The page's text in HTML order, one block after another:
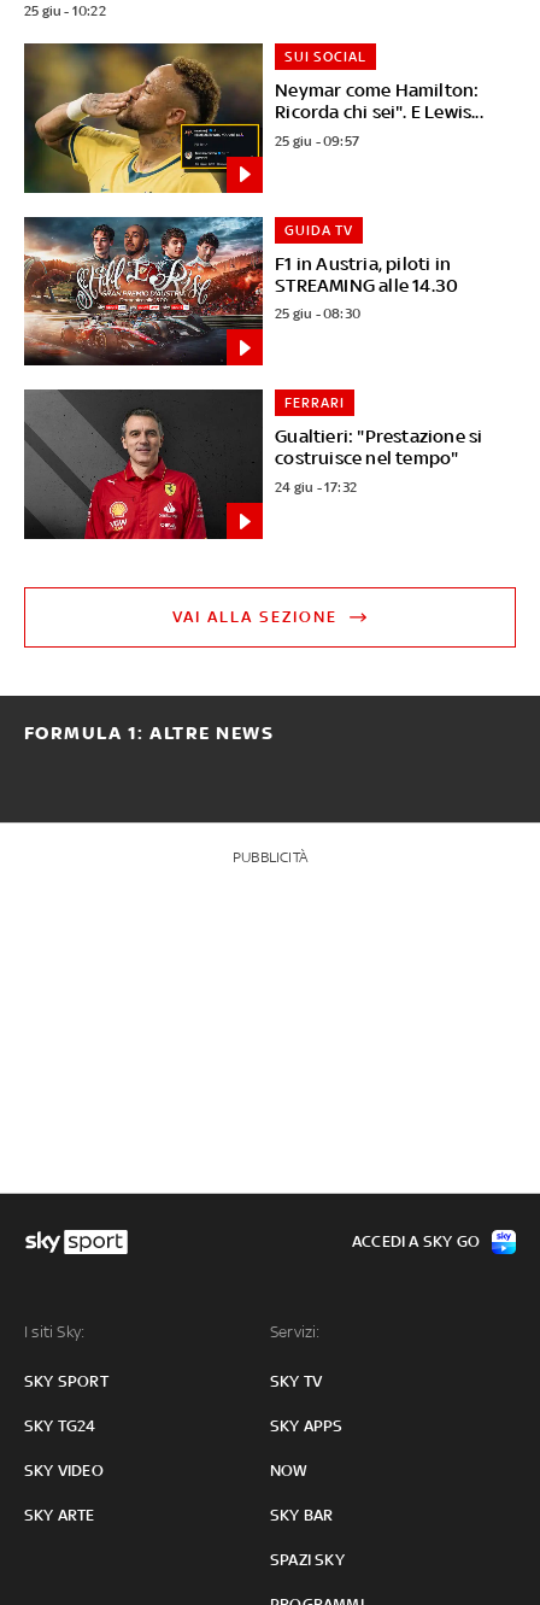
25 giu - 10:22
Neymar come Hamilton:
Ricorda chi sei". E Lewis...
SUI SOCIAL
25 giu - 09:57
F1 in Austria, piloti in
STREAMING alle 14.30
GUIDA TV
25 giu - 08:30
Gualtieri: "Prestazione si
costruisce nel tempo"
FERRARI
24 giu - 17:32
VAI ALLA SEZIONE
FORMULA 1: ALTRE NEWS
PUBBLICITÀ
I siti Sky:
SKY SPORT
SKY TG24
SKY VIDEO
SKY ARTE
Servizi:
SKY TV
SKY APPS
NOW
SKY BAR
SPAZI SKY
ACCEDI A SKY GO